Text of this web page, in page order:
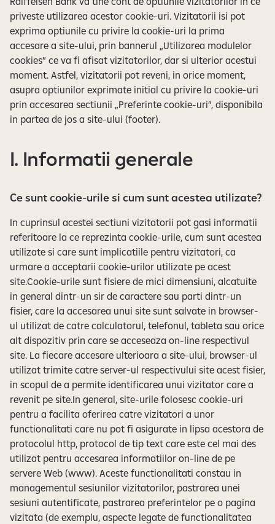
priveste utilizarea acestor cookie-uri. Vizitatorii isi pot
exprima optiunile cu privire la cookie-uri la prima
accesare a site-ului, prin bannerul „Utilizarea modulelor
cookies” ce va fi afisat vizitatorilor, dar si ulterior acestui
moment. Astfel, vizitatorii pot reveni, in orice moment,
asupra optiunilor exprimate initial cu privire la cookie-uri
prin accesarea sectiunii „Preferinte cookie-uri”, disponibila
in partea de jos a site-ului (footer).
I. Informatii generale
Ce sunt cookie-urile si cum sunt acestea utilizate?
In cuprinsul acestei sectiuni vizitatorii pot gasi informatii
referitoare la ce reprezinta cookie-urile, cum sunt acestea
utilizate si care sunt implicatiile pentru vizitatori, ca
urmare a acceptarii cookie-urilor utilizate pe acest
site.Cookie-urile sunt fisiere de mici dimensiuni, alcatuite
in general dintr-un sir de caractere sau parti dintr-un
fisier, care la accesarea unui site sunt salvate in browser-
ul utilizat de catre calculatorul, telefonul, tableta sau orice
alt dispozitiv prin care se acceseaza on-line respectivul
site. La fiecare accesare ulterioara a site-ului, browser-ul
utilizat trimite catre server-ul respectivului site acest fisier,
in scopul de a permite identificarea unui vizitator care a
revenit pe site.In general, site-urile folosesc cookie-uri
pentru a facilita oferirea catre vizitatori a unor
functionalitati care nu pot fi asigurate in lipsa acestora de
protocolul http, protocol de tip text care este cel mai des
utilizat pentru accesarea informatiilor on-line de pe
servere Web (www). Aceste functionalitati constau in
managementul sesiunilor vizitatorilor, pastrarea unei
sesiuni autentificate, pastrarea preferintelor pe o pagina
vizitata (de exemplu, aspecte legate de functionalitatea